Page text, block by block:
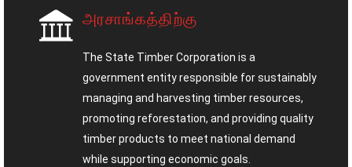
அரசாங்கத்திற்கு
The State Timber Corporation is a
government entity responsible for sustainably
managing and harvesting timber resources,
promoting reforestation, and providing quality
timber products to meet national demand
while supporting economic goals.